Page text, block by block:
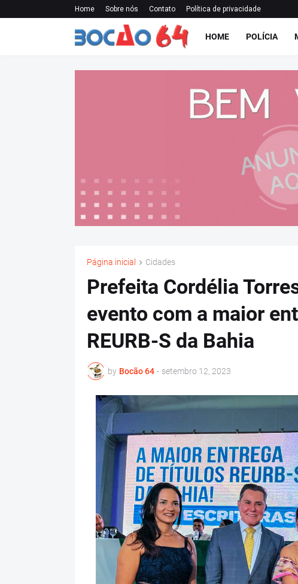
Home Sobre nós Contato Política de privacidade
HOME POLÍCIA
Página inicial Cidades
Prefeita Cordélia
evento com a maior
REURB-S da Bahia
by Bocão 64 - setembro 12, 2023